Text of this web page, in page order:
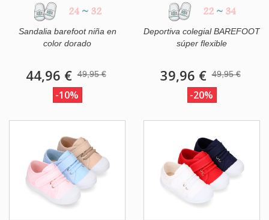
24 ~ 32
Sandalia barefoot niña en
color dorado
44,96 € 49,95 €
-10%
22 ~ 34
Deportiva colegial BAREFOOT
súper flexible
39,96 € 49,95 €
-20%